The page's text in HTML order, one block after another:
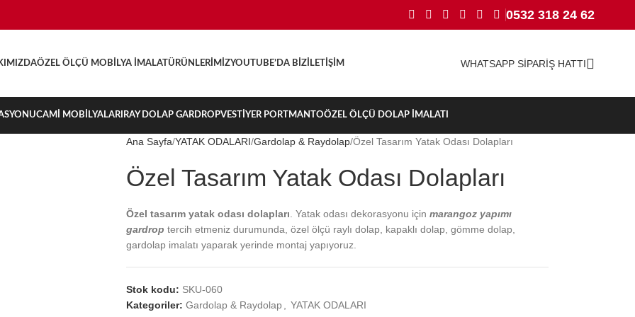
0532 318 24 62
ÖZEL ÖLÇÜ MOBILYA İMALATÜRÜNLERIMIZYOUTUBE’DA BIZİLETIŞIM WHATSAPP SİPARİŞ HATTI
CAMI MOBILYALARI RAY DOLAP GARDROPVESTIYER PORTMANTOÖZEL ÖLÇÜ DOLAP İMALATI
Ana Sayfa YATAK ODALARI Gardolap & Raydolap Özel Tasarım Yatak Odası Dolapları
Özel Tasarım Yatak Odası Dolapları
Özel tasarım yatak odası dolapları . Yatak odası dekorasyonu için marangoz yapımı
gardrop tercih etmeniz durumunda, özel ölçü raylı dolap, kapaklı dolap, gömme dolap,
gardolap imalatı yaparak yerinde montaj yapıyoruz.
Stok kodu: SKU-060
Kategoriler: Gardolap & Raydolap YATAK ODALARI